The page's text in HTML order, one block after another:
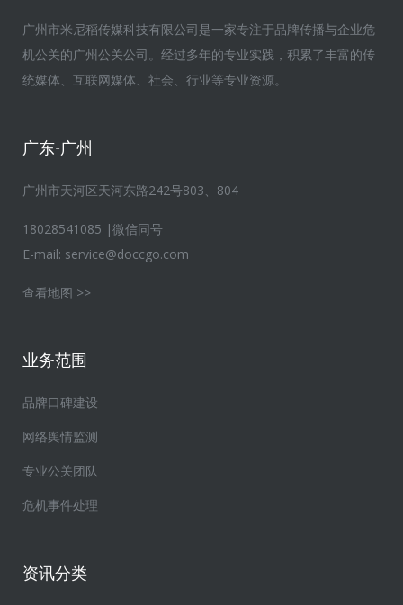
广州市米尼稻传媒科技有限公司是一家专注于品牌传播与企业危
机公关的广州公关公司。经过多年的专业实践，积累了丰富的传
统媒体、互联网媒体、社会、行业等专业资源。
广东-广州
广州市天河区天河东路242号803、804
18028541085 |微信同号
E-mail: service@doccgo.com
查看地图 >>
业务范围
品牌口碑建设
网络舆情监测
专业公关团队
危机事件处理
资讯分类